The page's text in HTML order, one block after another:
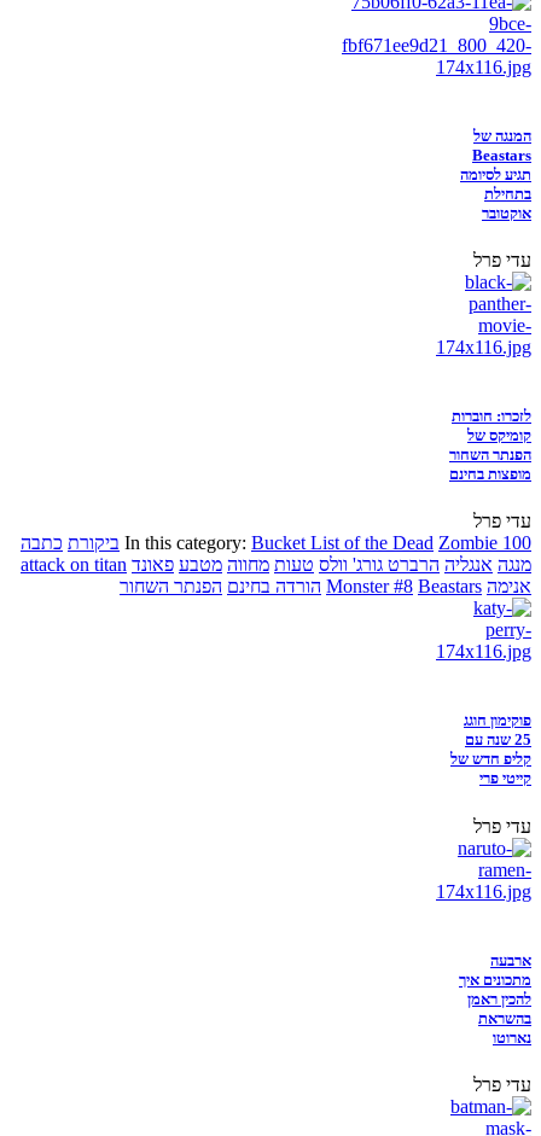
המנגה של
Beastars
תגיע לסיומה
בתחילת
אוקטובר
עדי פרל
לזכרו: חוברות
קומיקס של
הפנתר השחור
מופצות בחינם
עדי פרל
In this category: Bucket List of the Dead Zombie 100 ביקורת כתבה
מנגה אנגליה הרברט גורג' וולס טעות מחווה מטבע פאונד attack on titan
אנימה
Monster #8 Beastars הורדה בחינם הפנתר השחור
פוקימון חוגג
25 שנה עם
קליפ חדש של
קייטי פרי
עדי פרל
ארבעה
מתכונים איך
להכין ראמן
בהשראת
נארוטו
עדי פרל